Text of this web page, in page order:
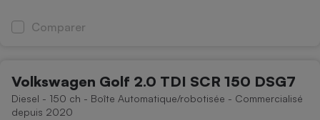
Comparer
Volkswagen Golf 2.0 TDI SCR 150 DSG7
Diesel - 150 ch - Boîte Automatique/robotisée - Commercialisé
depuis 2020